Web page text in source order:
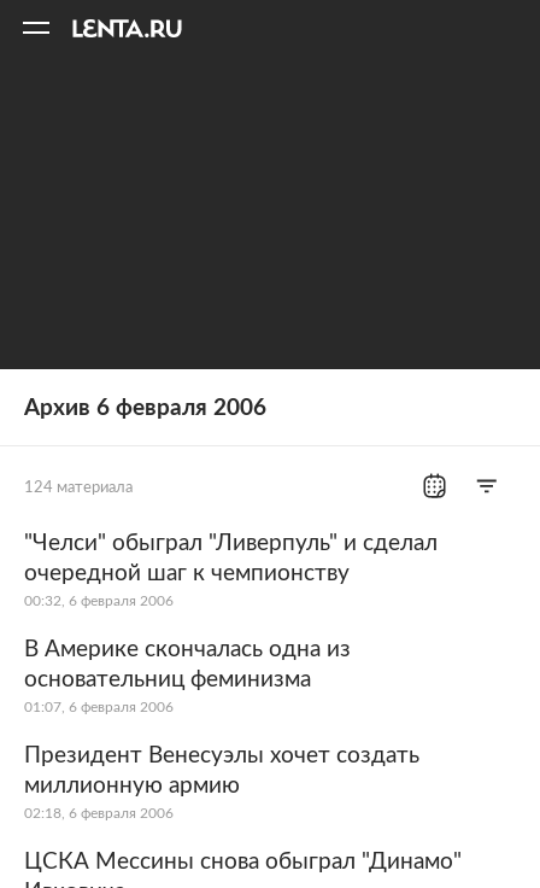
Архив 6 февраля 2006
124 материала
Все рубрики Россия
Мир
Экономика Силовые структуры
Наука и техника
Культура Интернет и СМИ
Ценности
Из жизни Среда обитания
"Челси" обыграл "Ливерпуль" и сделал
очередной шаг к чемпионству
00:32, 6 февраля 2006
В Америке скончалась одна из
основательниц феминизма
01:07, 6 февраля 2006
Президент Венесуэлы хочет создать
миллионную армию
02:18, 6 февраля 2006
ЦСКА Мессины снова обыграл "Динамо"